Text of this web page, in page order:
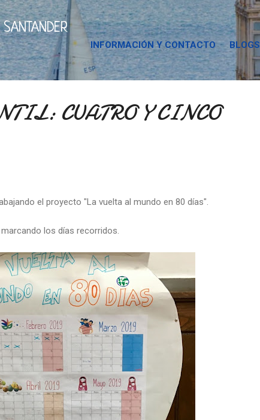
Ir al contenido principal
INFORMACIÓN Y CONTACTO BLOGS
CUATRO Y CINCO
el proyecto "La vuelta al mundo en 80 días".
los días recorridos.